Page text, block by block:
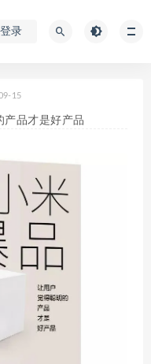
登录
15
产品才是好产品